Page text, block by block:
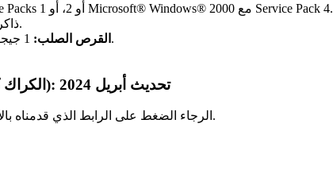
Windows XP مع Service Packs 1 أو 2، أو Microsoft® Windows® 2000 مع Service Pack 4.
ذاكرة الوصول العشوائي تتجاوز 1 جيجابايت.
القرص الصلب: 1 جيجابايت من المساحة الحرة هو الحد الأدنى.
رابط تحميل برنامج Etabs 2016 (الكراك كامل): تحديث أبريل 2024
الرجاء الضغط على الرابط الذي قدمناه بالأسفل للحصول على برنامج إيتابس 2016 مجانا.